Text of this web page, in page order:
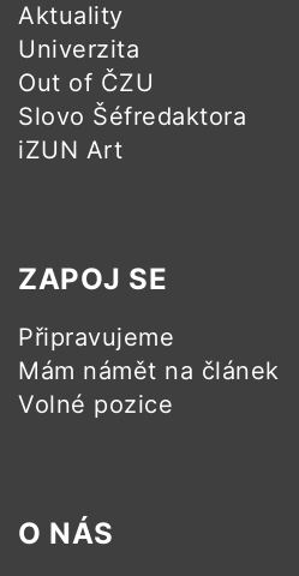
Aktuality
Univerzita
Out of ČZU
Slovo Šéfredaktora
iZUN Art
ZAPOJ SE
Připravujeme
Mám námět na článek
Volné pozice
O NÁS